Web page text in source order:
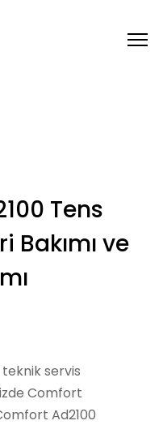
Tens
Bakımı ve
teknik servis
Comfort
Ad2100